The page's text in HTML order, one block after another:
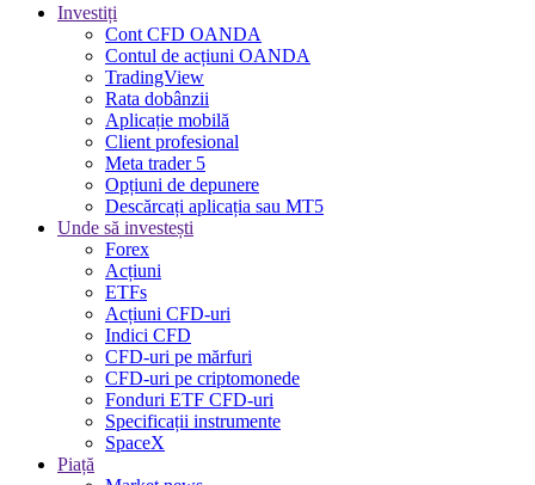
Investiți
Cont CFD OANDA
Contul de acțiuni OANDA
TradingView
Rata dobânzii
Aplicație mobilă
Client profesional
Meta trader 5
Opțiuni de depunere
Descărcați aplicația sau MT5
Unde să investești
Forex
Acțiuni
ETFs
Acțiuni CFD-uri
Indici CFD
CFD-uri pe mărfuri
CFD-uri pe criptomonede
Fonduri ETF CFD-uri
Specificații instrumente
SpaceX
Piață